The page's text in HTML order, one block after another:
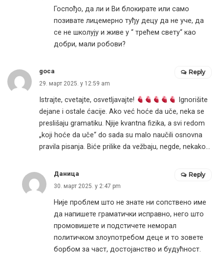
Госпођо, да ли и Ви блокирате или само
позивате лицемерно туђу децу да не уче, да
се не школују и живе у “ трећем свету“ као
добри, мали робови?
goca
29. март 2025. у 12:59 am
Istrajte, cvetajte, osvetljavajte!
Ignorišite
dejane i ostale ćacije. Ako već hoće da uče, neka se
preslišaju gramatiku. Njije kvantna fizika, a svi redom
„koji hoće da uče“ do sada su malo naučili osnovna
pravila pisanja. Biće prilike da vežbaju, negde, nekako…
Reply
Даница
30. март 2025. у 2:47 pm
Није проблем што не знате ни сопствено име
да напишете граматички исправно, него што
промовишете и подстичете неморал
политичком злоупотребом деце и то зовете
борбом за част, достојанство и будућност.
Reply